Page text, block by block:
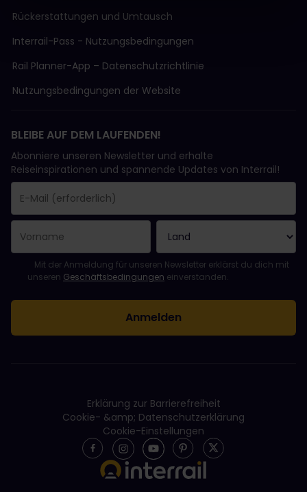
Rückerstattungen und Umtausch
Interrail-Pass - Nutzungsbedingungen
Rail Planner-App – Datenschutzrichtlinie
Nutzungsbedingungen der Website
BLEIBE AUF DEM LAUFENDEN!
Abonniere unseren Newsletter und erhalte
Reiseinspirationen und spannende Updates von Interrail!
Sie haben sich erfolgreich angemeldet.
Das Feld „E-Mail-Adresse“ ist ein Pflichtfeld!
Diese E-Mail-Adresse ist ungültig!
Beim Abonnieren des Newsletters ist ein Fehler aufgetreten.
Du hast diesen Newsletter bereits abonniert!
Bitte stimme den Allgemeinen Geschäftsbedingungen zu, um
Mit der Anmeldung für unseren Newsletter erklärst du dich mit
unseren Geschäftsbedingungen einverstanden.
Erklärung zur Barrierefreiheit
Cookie- &amp; Datenschutzerklärung
Cookie-Einstellungen